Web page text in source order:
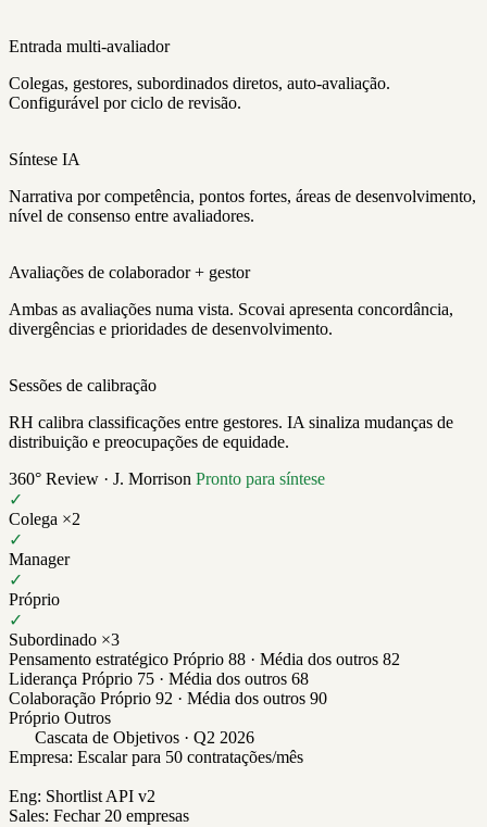
Entrada multi-avaliador
Colegas, gestores, subordinados diretos, auto-avaliação.
Configurável por ciclo de revisão.
Síntese IA
Narrativa por competência, pontos fortes, áreas de desenvolvimento,
nível de consenso entre avaliadores.
Avaliações de colaborador + gestor
Ambas as avaliações numa vista. Scovai apresenta concordância,
divergências e prioridades de desenvolvimento.
Sessões de calibração
RH calibra classificações entre gestores. IA sinaliza mudanças de
distribuição e preocupações de equidade.
360° Review · J. Morrison Pronto para síntese
✓
Colega ×2
✓
Manager
✓
Próprio
✓
Subordinado ×3
Pensamento estratégico Próprio 88 · Média dos outros 82
Liderança Próprio 75 · Média dos outros 68
Colaboração Próprio 92 · Média dos outros 90
Próprio Outros
Cascata de Objetivos · Q2 2026
Empresa: Escalar para 50 contratações/mês
Eng: Shortlist API v2
Sales: Fechar 20 empresas